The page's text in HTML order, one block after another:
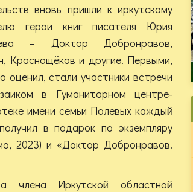
вновь пришли к иркутскому
герои книг писателя Юрия
– Доктор Добронравов,
Краснощёков и другие. Первыми,
оценил, стали участники встречи
в Гуманитарном центре-
имени семьи Полевых каждый
в подарок по экземпляру
2023) и «Доктор Добронравов.
Иркутской областной